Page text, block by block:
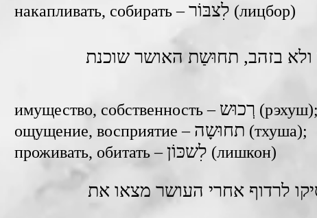
накапливать, собирать – ‎
(лицбор)
בזהב, תחוּשַת האושר שוכנת
имущество, собственность – ‎ רְכוּש ‎ (рэхуш);
ощущение, восприятие – ‎
(тхуша);
проживать, обитать – ‎לִשכּוֹן ‎ (лишкон)
לרדוף אחרי העושר מצאו את